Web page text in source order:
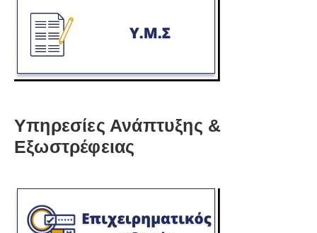
Υπηρεσίες Ανάπτυξης &
Εξωστρέφειας